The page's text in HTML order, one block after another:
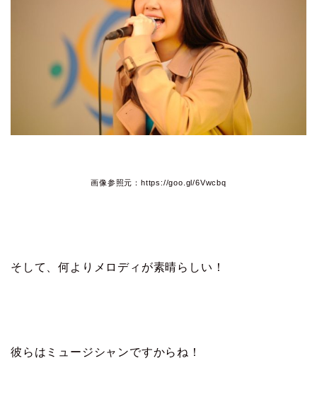
画像参照元：https://goo.gl/6Vwcbq
そして、何よりメロディが素晴らしい！
彼らはミュージシャンですからね！